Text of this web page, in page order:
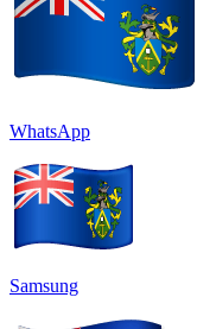
WhatsApp
Samsung